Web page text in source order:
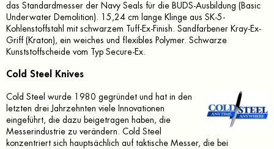
das Standardmesser der Navy Seals für die BUDS-Ausbildung (Basic
Underwater Demolition). 15,24 cm lange Klinge aus SK-5-
Kohlenstoffstahl mit schwarzem Tuff-Ex-Finish. Sandfarbener Kray-Ex-
Griff (Kraton), ein weiches und flexibles Polymer. Schwarze
Kunststoffscheide vom Typ Secure-Ex.
Cold Steel Knives
Cold Steel wurde 1980 gegründet und hat in den
letzten drei Jahrzehnten viele Innovationen
eingeführt, die dazu beigetragen haben, die
Messerindustrie zu verändern. Cold Steel
konzentriert sich hauptsächlich auf taktische Messer, die bei